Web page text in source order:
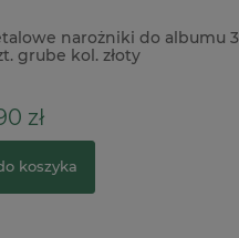
narożniki do albumu 3cm /
kol. złoty